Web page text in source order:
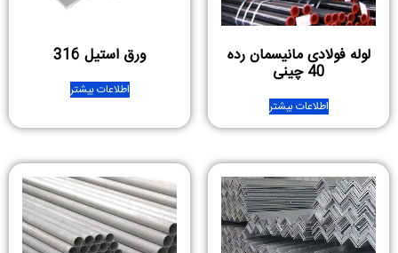
لوله فولادی مانیسمان رده
40 چینی
اطلاعات بیشتر
ورق استیل 316
اطلاعات بیشتر